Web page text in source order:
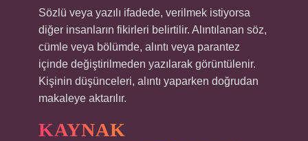
Sözlü veya yazılı ifadede, verilmek istiyorsa
diğer insanların fikirleri belirtilir. Alıntılanan söz,
cümle veya bölümde, alıntı veya parantez
içinde değiştirilmeden yazılarak görüntülenir.
Kişinin düşünceleri, alıntı yaparken doğrudan
makaleye aktarılır.
KAYNAK